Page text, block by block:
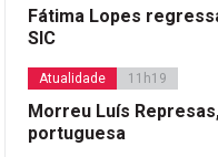
Fátima Lopes
SIC
Atualidade 11h19
Morreu Luís
portuguesa